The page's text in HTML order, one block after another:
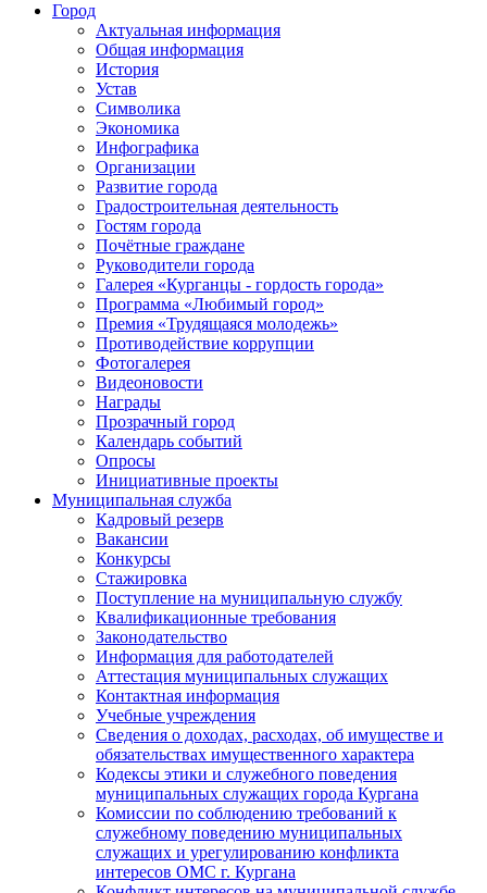
Город
Актуальная информация
Общая информация
История
Устав
Символика
Экономика
Инфографика
Организации
Развитие города
Градостроительная деятельность
Гостям города
Почётные граждане
Руководители города
Галерея «Курганцы - гордость города»
Программа «Любимый город»
Премия «Трудящаяся молодежь»
Противодействие коррупции
Фотогалерея
Видеоновости
Награды
Прозрачный город
Календарь событий
Опросы
Инициативные проекты
Муниципальная служба
Кадровый резерв
Вакансии
Конкурсы
Стажировка
Поступление на муниципальную службу
Квалификационные требования
Законодательство
Информация для работодателей
Аттестация муниципальных служащих
Контактная информация
Учебные учреждения
Сведения о доходах, расходах, об имуществе и
обязательствах имущественного характера
Кодексы этики и служебного поведения
муниципальных служащих города Кургана
Комиссии по соблюдению требований к
служебному поведению муниципальных
служащих и урегулированию конфликта
интересов ОМС г. Кургана